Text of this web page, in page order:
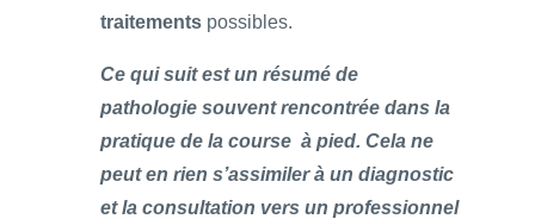
traitements possibles.
Ce qui suit est un résumé de
pathologie souvent rencontrée dans la
pratique de la course à pied. Cela ne
peut en rien s’assimiler à un diagnostic
et la consultation vers un professionnel